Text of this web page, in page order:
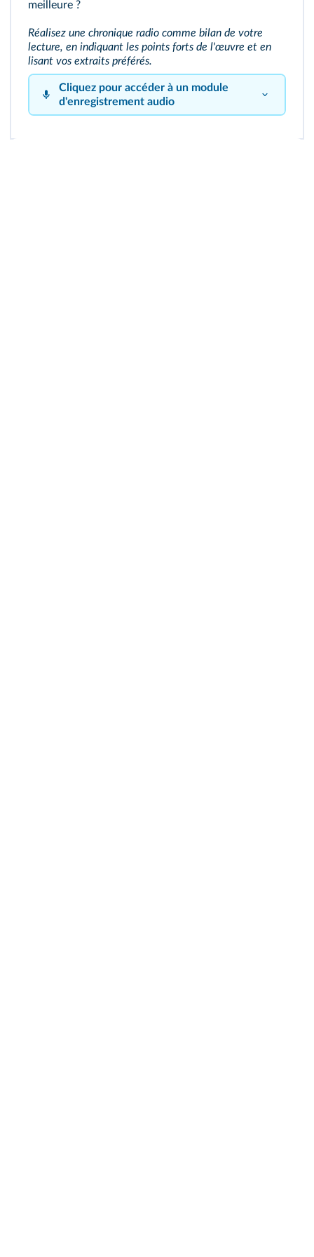
meilleure ?
Réalisez une chronique radio comme bilan de votre
lecture, en indiquant les points forts de l'œuvre et en
lisant vos extraits préférés.
Cliquez pour accéder à un module
d'enregistrement audio